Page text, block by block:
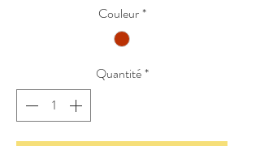
Couleur*
Quantité*